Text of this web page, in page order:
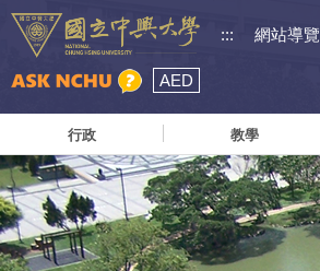
::: 網站導覽
AED
行政 教學